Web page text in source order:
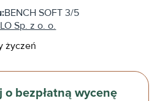
BENCH SOFT 3/5
Sp. z o. o.
życzeń
o bezpłatną wycenę